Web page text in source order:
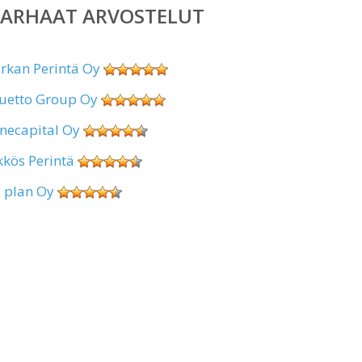
ARVOSTELUT
Perintä Oy
Group Oy
Oy
Perintä
plan Oy